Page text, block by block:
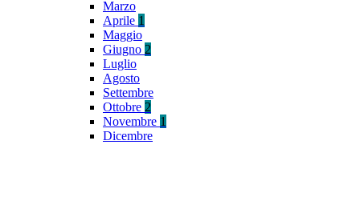
Marzo
Aprile 1
Maggio
Giugno 2
Luglio
Agosto
Settembre
Ottobre 2
Novembre 1
Dicembre